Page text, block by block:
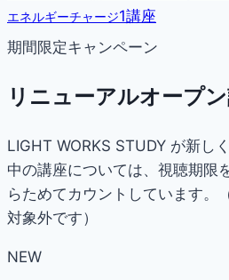
エネルギーチャージ1講座
期間限定キャンペーン
リニューアルオープ
LIGHT WORKS STUDY が新し
中の講座については、視聴期限
らためてカウントしています。
対象外です）
NEW